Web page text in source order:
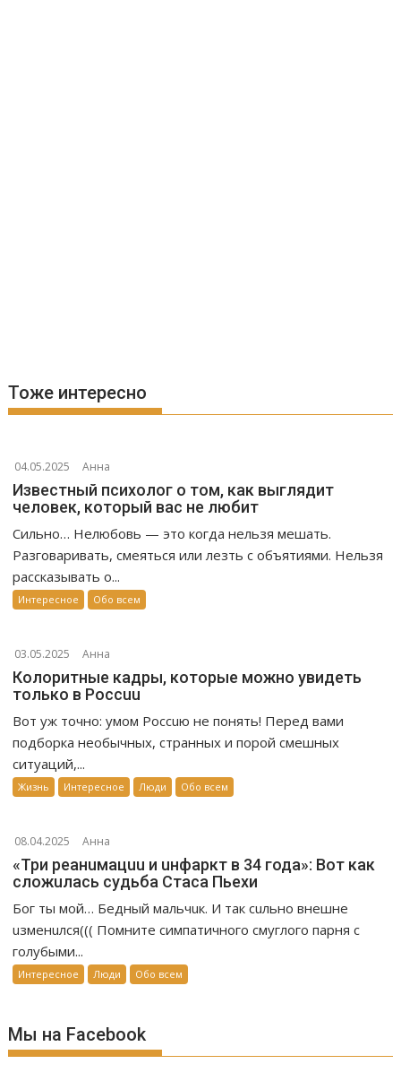
Тоже интересно
04.05.2025 Анна
Известный психолог о том, как выглядит
человек, который вас не любит
Сильно… Нелюбовь — это когда нельзя мешать.
Разговаривать, смеяться или лезть с объятиями. Нельзя
рассказывать о...
Интересное Обо всем
03.05.2025 Анна
Колоритные кадры, которые можно увидеть
только в Россuu
Вот уж точно: умом Россuю не понять! Перед вами
подборка необычных, странных и порой смешных
ситуаций,...
Жизнь Интересное Люди Обо всем
08.04.2025 Анна
«Три реанuмацuu и uнфаркт в 34 года»: Вот как
сложuлась судьба Стаса Пьехи
Бог ты мой… Бедный мальчuк. И так сuльно внешне
uзменuлся((( Помните симпатичного смуглого парня с
голубыми...
Интересное Люди Обо всем
Мы на Facebook